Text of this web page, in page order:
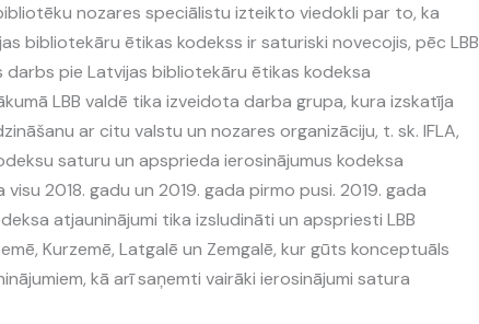
nozares speciālistu izteikto viedokli par to, ka
bibliotekāru ētikas kodekss ir saturiski novecojis, pēc LBB
pie Latvijas bibliotekāru ētikas kodeksa
LBB valdē tika izveidota darba grupa, kura izskatīja
ar citu valstu un nozares organizāciju, t. sk. IFLA,
saturu un apsprieda ierosinājumus kodeksa
2018. gadu un 2019. gada pirmo pusi. 2019. gada
atjauninājumi tika izsludināti un apspriesti LBB
Kurzemē, Latgalē un Zemgalē, kur gūts konceptuāls
kā arī saņemti vairāki ierosinājumi satura